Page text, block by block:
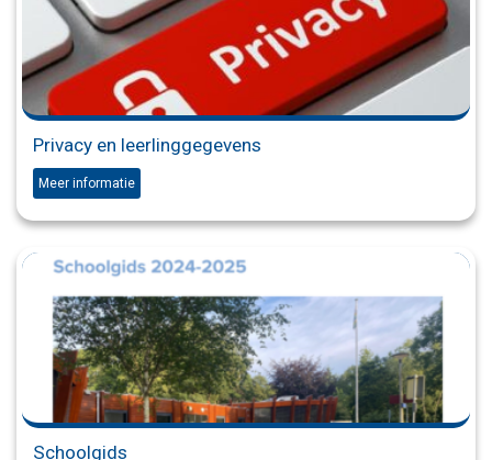
Privacy en leerlinggegevens
Meer informatie
Schoolgids